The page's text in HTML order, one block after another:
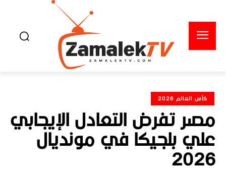
كأس العالم 2026
مصر تفرض التعادل الإيجابي
علي بلجيكا في مونديال
2026